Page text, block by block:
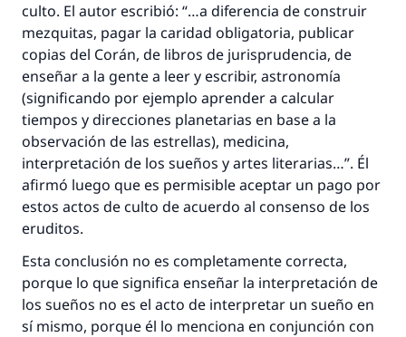
culto. El autor escribió: “…a diferencia de construir
mezquitas, pagar la caridad obligatoria, publicar
copias del Corán, de libros de jurisprudencia, de
enseñar a la gente a leer y escribir, astronomía
(significando por ejemplo aprender a calcular
tiempos y direcciones planetarias en base a la
observación de las estrellas), medicina,
interpretación de los sueños y artes literarias…”. Él
afirmó luego que es permisible aceptar un pago por
estos actos de culto de acuerdo al consenso de los
eruditos.
Esta conclusión no es completamente correcta,
porque lo que significa enseñar la interpretación de
los sueños no es el acto de interpretar un sueño en
sí mismo, porque él lo menciona en conjunción con